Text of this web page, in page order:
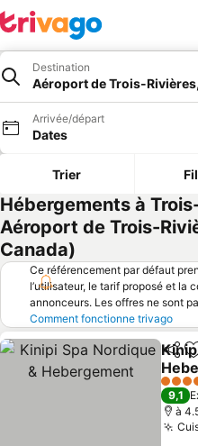
Destination
Aéroport de Trois-
Arrivée/départ
Dates
Trier
Hébergements à
Aéroport de Trois-
Canada)
Ce référencement par défaut
l’utilisateur, le tarif proposé et la
annonceurs. Les offres ne sont
Comment fonctionne trivago
4
9,1
à